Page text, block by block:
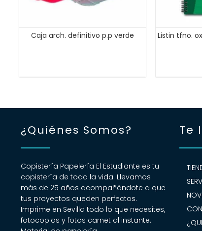
Caja arch. definitivo p.p verde Listin tfno.
¿Quiénes Somos?
Copistería Papelería El Estudiante es tu
copistería de toda la vida. Llevamos
más de 25 años acompañándote a que
tus proyectos queden perfectos.
Imprime en Sevilla todo lo que necesites,
fotocopias y fotos carnet al instante.
Te